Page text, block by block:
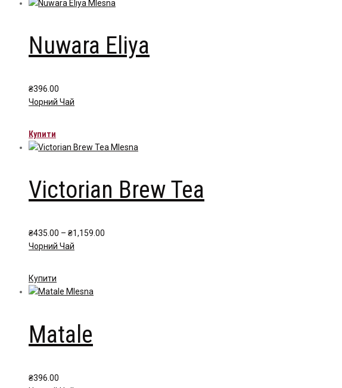
Nuwara Eliya
₴396.00
Чорний Чай
Купити
Victorian Brew Tea
₴435.00 – ₴1,159.00
Чорний Чай
Купити
товар
варіантів.
Параметри
на
Matale
₴396.00